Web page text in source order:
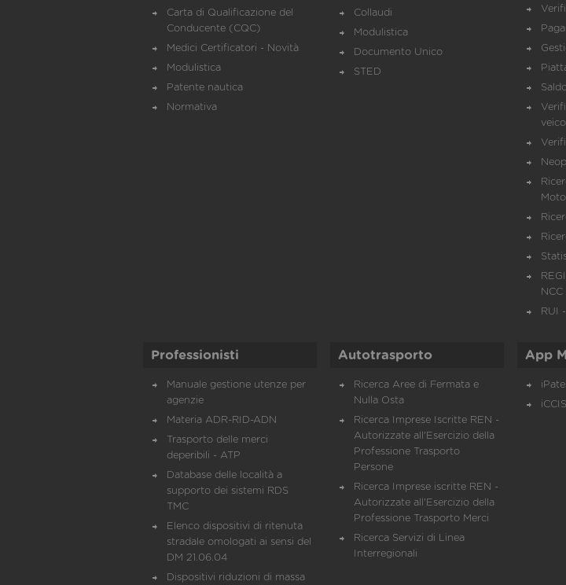
Carta di Qualificazione del
Conducente (CQC)
Medici Certificatori - Novità
Modulistica
Patente nautica
Normativa
Collaudi
Modulistica
Documento Unico
STED
NCC
RUI
Professionisti
Manuale gestione utenze per
agenzie
Materia ADR-RID-ADN
Trasporto delle merci
deperibili - ATP
Database delle località a
supporto dei sistemi RDS
TMC
Elenco dispositivi di ritenuta
stradale omologati ai sensi del
DM 21.06.04
Dispositivi riduzioni di massa
Autotrasporto
Ricerca Aree di Fermata e
Nulla Osta
Ricerca Imprese Iscritte REN -
Autorizzate all'Esercizio della
Professione Trasporto
Persone
Ricerca Imprese iscritte REN -
Autorizzate all'Esercizio della
Professione Trasporto Merci
Ricerca Servizi di Linea
Interregionali
App